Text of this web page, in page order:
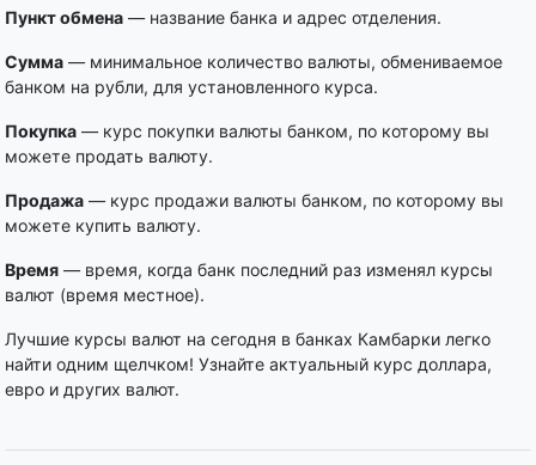
Пункт обмена — название банка и адрес отделения.
Сумма — минимальное количество валюты, обмениваемое
банком на рубли, для установленного курса.
Покупка — курс покупки валюты банком, по которому вы
можете продать валюту.
Продажа — курс продажи валюты банком, по которому вы
можете купить валюту.
Время — время, когда банк последний раз изменял курсы
валют (время местное).
Лучшие курсы валют на сегодня в банках Камбарки легко
найти одним щелчком! Узнайте актуальный курс доллара,
евро и других валют.